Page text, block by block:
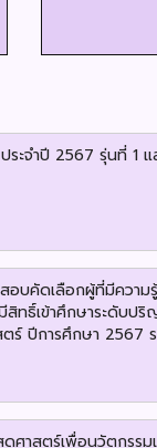
ะจำปี 2567 รุ่นที่ 1
อบคัดเลือกผู้ที่มีความ
สิทธิ์เข้าศึกษาระดับป
ร์ ปีการศึกษา 2567
ศาสตร์เพื่อนวัตกรร